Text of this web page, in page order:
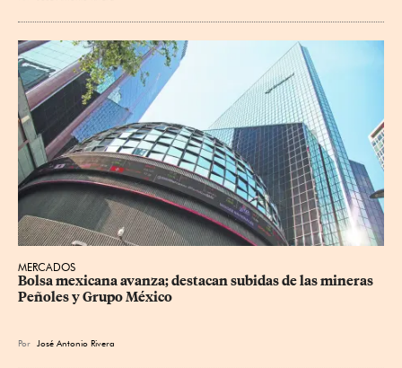
MERCADOS
Bolsa mexicana avanza; destacan subidas de las mineras
Peñoles y Grupo México
Por José Antonio Rivera